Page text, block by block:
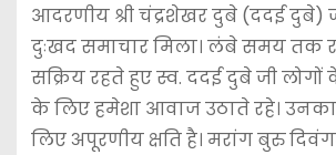
आदरणीय श्री चंद्रशेखर दुबे (ददई
दुःखद समाचार मिला। लंबे समय तक
सक्रिय रहते हुए स्व. ददई दुबे जी
के लिए हमेशा आवाज उठाते रहे।
लिए अपूरणीय क्षति है। मरांग बुरु